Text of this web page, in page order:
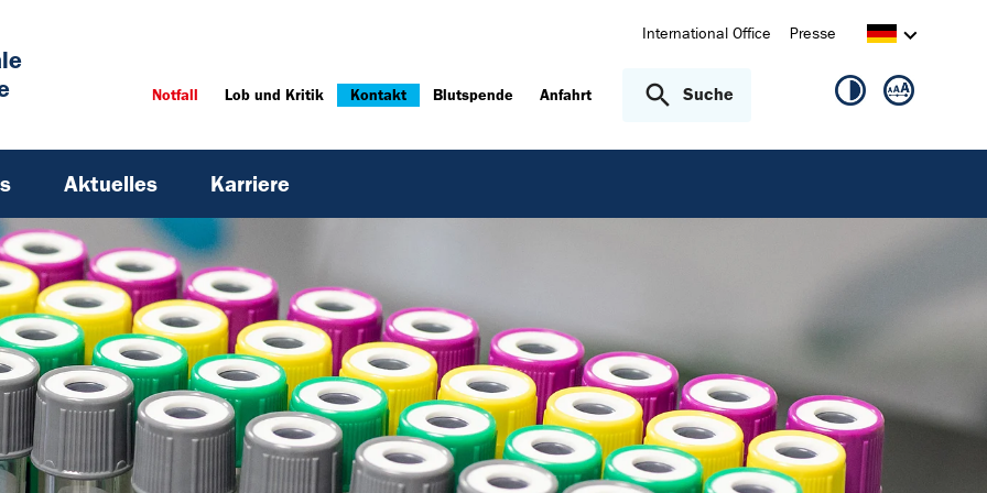
International Office Presse
Notfall Lob und Kritik Kontakt Blutspende Anfahrt Suche
Aktuelles Karriere